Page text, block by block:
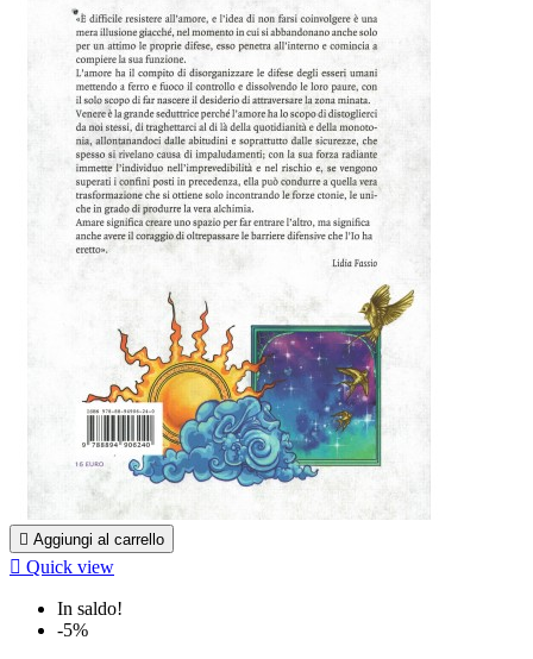
 Aggiungi al carrello
 Quick view
In saldo!
-5%